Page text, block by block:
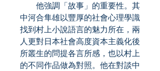
他強調「故事」的重要性。其
中河合隼雄以豐厚的社會心理學識
找到村上小說語言的魅力所在，兩
人更對日本社會高度資本主義化後
所叢生的問提各言所感，也以村上
的不同作品做為對照。他在對談中